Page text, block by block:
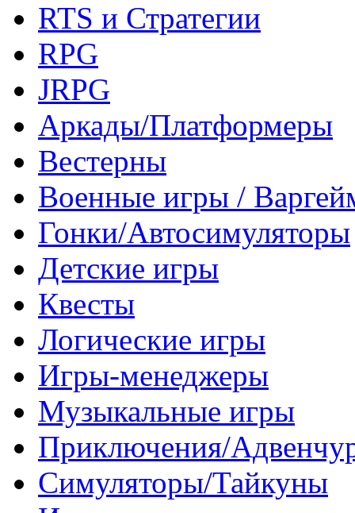
RTS и Стратегии
RPG
JRPG
Аркады/Платформеры
Вестерны
Военные игры /
Гонки/Автосимуляторы
Детские игры
Квесты
Логические игры
Игры-менеджеры
Музыкальные игры
Приключения/
Симуляторы/Тайкуны